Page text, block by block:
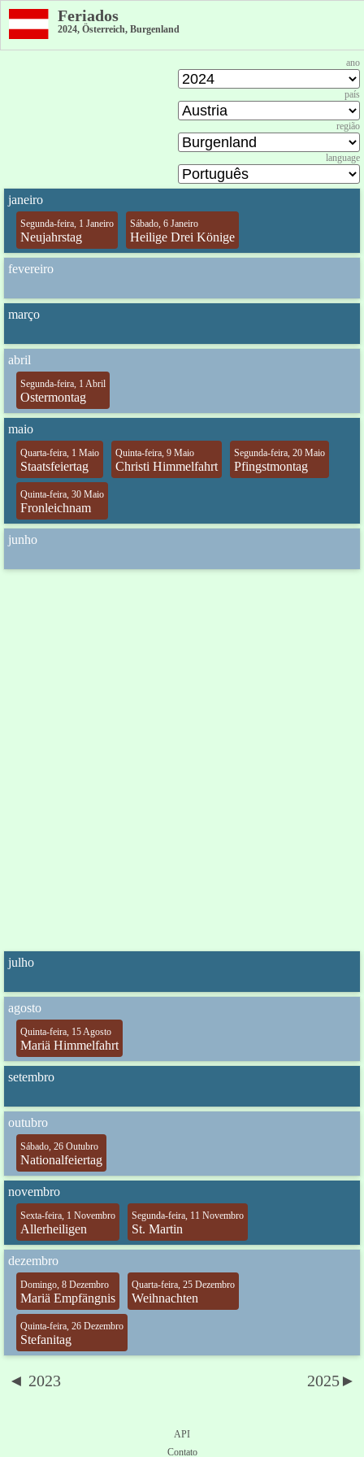
Feriados
2024, Österreich, Burgenland
ano
país
região
language
janeiro
Segunda-feira, 1 Janeiro
Neujahrstag
Sábado, 6 Janeiro
Heilige Drei Könige
fevereiro
março
abril
Segunda-feira, 1 Abril
Ostermontag
maio
Quarta-feira, 1 Maio
Staatsfeiertag
Quinta-feira, 9 Maio
Christi Himmelfahrt
Segunda-feira, 20 Maio
Pfingstmontag
Quinta-feira, 30 Maio
Fronleichnam
junho
julho
agosto
Quinta-feira, 15 Agosto
Mariä Himmelfahrt
setembro
outubro
Sábado, 26 Outubro
Nationalfeiertag
novembro
Sexta-feira, 1 Novembro
Allerheiligen
Segunda-feira, 11 Novembro
St. Martin
dezembro
Domingo, 8 Dezembro
Mariä Empfängnis
Quarta-feira, 25 Dezembro
Weihnachten
Quinta-feira, 26 Dezembro
Stefanitag
◄ 2023 2025►
API
Contato